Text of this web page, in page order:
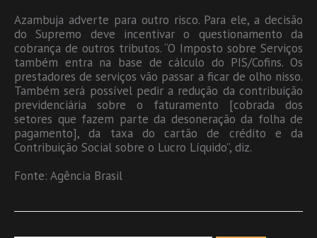
Azambuja adverte para outro risco. Para ele, a decisão
do Supremo deve incentivar o questionamento da
cobrança de outros tributos. “O Imposto sobre Serviços
também entra na base de cálculo do PIS/Cofins. Os
prestadores de serviços vão passar a ficar de olho nisso.
Também será possível pedir a redução da contribuição
previdenciária sobre o faturamento [cobrada dos
setores que fazem parte da desoneração da folha de
pagamento], da taxa do cartão de crédito e da
Contribuição Social sobre o Lucro Líquido”, diz.
Fonte: Agência Brasil